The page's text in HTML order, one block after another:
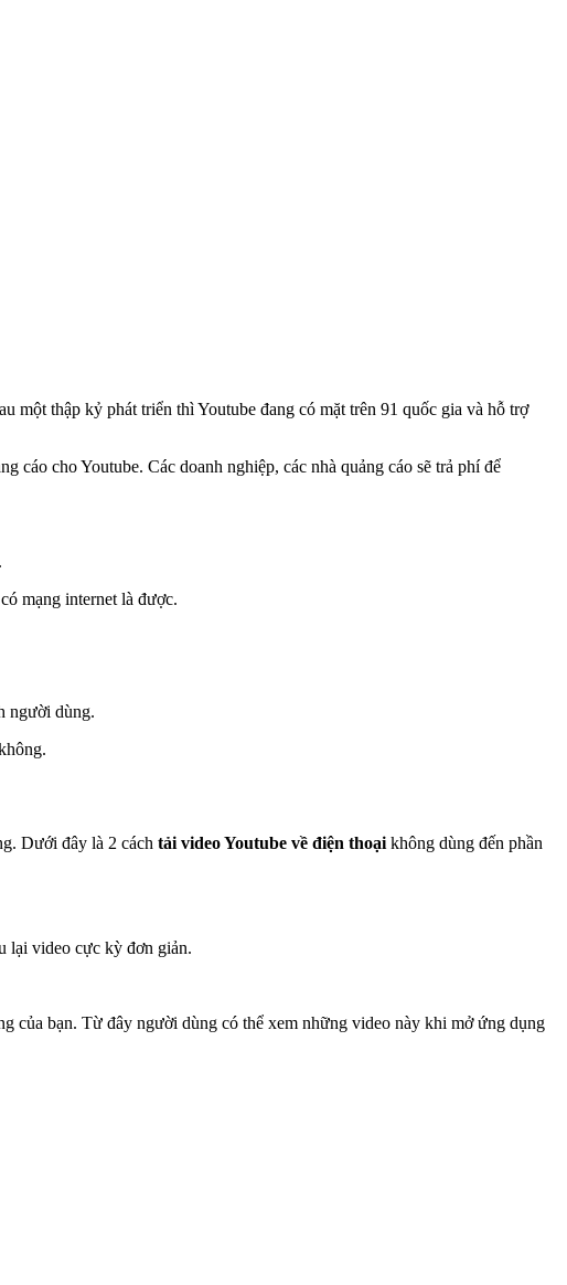
một thập kỷ phát triển thì Youtube đang có mặt trên 91 quốc gia và hỗ trợ
cáo cho Youtube. Các doanh nghiệp, các nhà quảng cáo sẽ trả phí để
mạng internet là được.
người dùng.
Dưới đây là 2 cách tải video Youtube về điện thoại không dùng đến phần
lại video cực kỳ đơn giản.
của bạn. Từ đây người dùng có thể xem những video này khi mở ứng dụng